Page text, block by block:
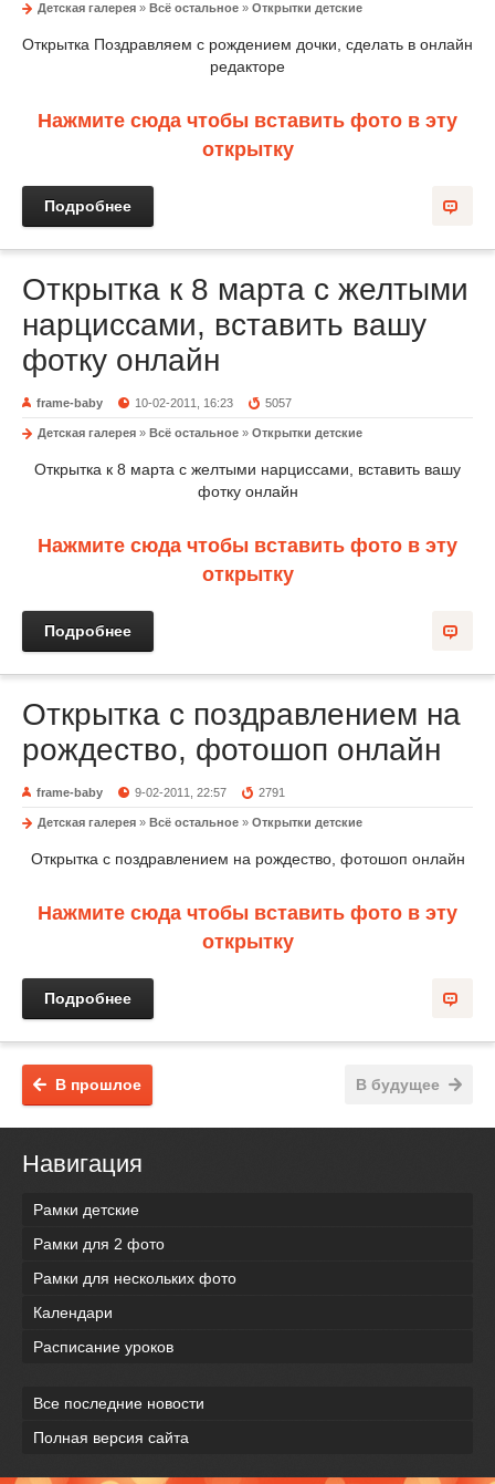
Детская галерея » Всё остальное » Открытки детские
Открытка Поздравляем с рождением дочки, сделать в онлайн
редакторе
Нажмите сюда чтобы вставить фото в эту
открытку
Подробнее
Открытка к 8 марта с желтыми
нарциссами, вставить вашу
фотку онлайн
frame-baby 10-02-2011, 16:23 5057
Детская галерея » Всё остальное » Открытки детские
Открытка к 8 марта с желтыми нарциссами, вставить вашу
фотку онлайн
Нажмите сюда чтобы вставить фото в эту
открытку
Подробнее
Открытка с поздравлением на
рождество, фотошоп онлайн
frame-baby 9-02-2011, 22:57 2791
Детская галерея » Всё остальное » Открытки детские
Открытка с поздравлением на рождество, фотошоп онлайн
Нажмите сюда чтобы вставить фото в эту
открытку
Подробнее
В будущее
В прошлое
Навигация
Рамки детские
Рамки для 2 фото
Рамки для нескольких фото
Календари
Расписание уроков
Все последние новости
Полная версия сайта